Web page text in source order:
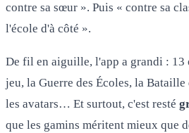
contre sa sœur ». Puis « contre sa
l'école d'à côté ».
De fil en aiguille, l'app a grandi : 13
jeu, la Guerre des Écoles, la Bataille
les avatars… Et surtout, c'est resté
que les gamins méritent mieux que